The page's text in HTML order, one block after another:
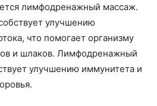
лимфодренажный массаж.
улучшению
что помогает организму
и шлаков. Лимфодренажный
улучшению иммунитета и